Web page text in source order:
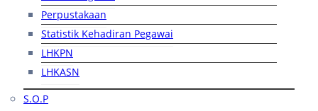
Perpustakaan
Statistik Kehadiran Pegawai
LHKPN
LHKASN
S.O.P